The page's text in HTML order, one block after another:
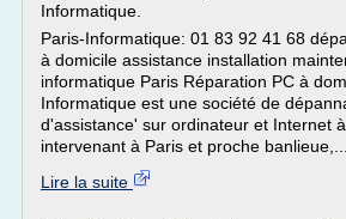
Informatique.
Paris-Informatique: 01 83 92 41 68
à domicile assistance installation
informatique Paris Réparation PC à
Informatique est une société de
d'assistance' sur ordinateur et Internet à
intervenant à Paris et proche banlieue,...
Lire la suite